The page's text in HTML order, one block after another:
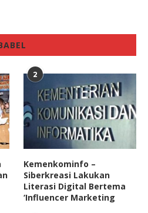
2
Kemenkominfo –
Siberkreasi Lakukan
Literasi Digital Bertema
‘Influencer Marketing